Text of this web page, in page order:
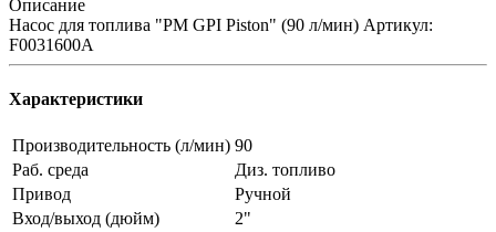
Описание
Насос для топлива "PM GPI Piston" (90 л/мин) Артикул:
F0031600A
Характеристики
Производительность (л/мин) 90
Раб. среда
Диз. топливо
Привод
Ручной
Вход/выход (дюйм)
2"